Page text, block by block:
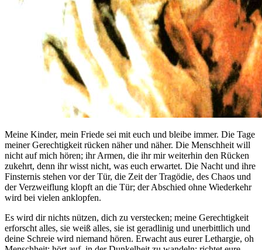
Meine Kinder, mein Friede sei mit euch und bleibe immer. Die Tage
meiner Gerechtigkeit rücken näher und näher. Die Menschheit will
nicht auf mich hören; ihr Armen, die ihr mir weiterhin den Rücken
zukehrt, denn ihr wisst nicht, was euch erwartet. Die Nacht und ihre
Finsternis stehen vor der Tür, die Zeit der Tragödie, des Chaos und
der Verzweiflung klopft an die Tür; der Abschied ohne Wiederkehr
wird bei vielen anklopfen.
Es wird dir nichts nützen, dich zu verstecken; meine Gerechtigkeit
erforscht alles, sie weiß alles, sie ist geradlinig und unerbittlich und
deine Schreie wird niemand hören. Erwacht aus eurer Lethargie, oh